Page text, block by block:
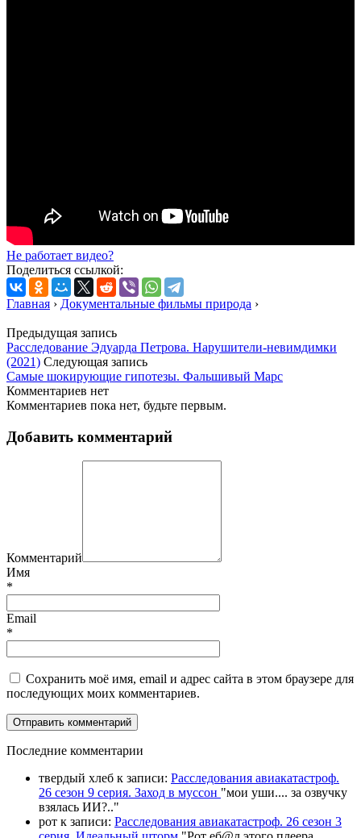
Не работает видео?
Поделиться ссылкой:
Главная › Документальные фильмы природа ›
Предыдущая запись
Расследование Эдуарда Петрова. Нарушители-невимдимки
(2021) Следующая запись
Самые шокирующие гипотезы. Фальшивый Марс
Комментариев нет
Комментариев пока нет, будьте первым.
Добавить комментарий
Комментарий
Имя
*
Email
*
Сохранить моё имя, email и адрес сайта в этом браузере для
последующих моих комментариев.
Последние комментарии
твердый хлеб к записи: Расследования авиакатастроф.
26 сезон 9 серия. Заход в муссон "мои уши.... за озвучку
взялась ИИ?.."
рот к записи: Расследования авиакатастроф. 26 сезон 3